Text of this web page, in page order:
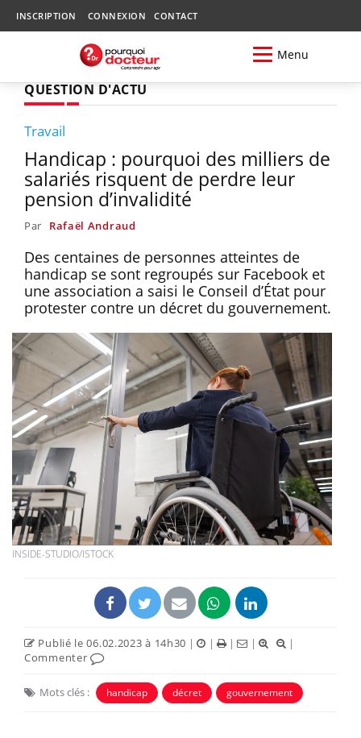
INSCRIPTION CONNEXION CONTACT
Menu
QUESTION D'ACTU
Travail
Handicap : pourquoi des milliers de
salariés risquent de perdre leur
pension d’invalidité
Par Rafaël Andraud
Des centaines de personnes atteintes de
handicap se sont regroupés sur Facebook et
une association a saisi le Conseil d’État pour
protester contre un décret du gouvernement.
INSIDE-STUDIO/ISTOCK
Publié le 06.02.2023 à 14h30 | | | |
|
Commenter
Mots clés : handicap décret gouvernement